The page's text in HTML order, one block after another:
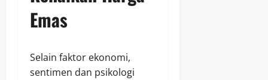
Emas
Selain faktor ekonomi,
sentimen dan psikologi